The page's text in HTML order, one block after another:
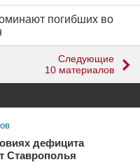
погибших во
Следующие
10 материалов
дефицита
Ставрополья